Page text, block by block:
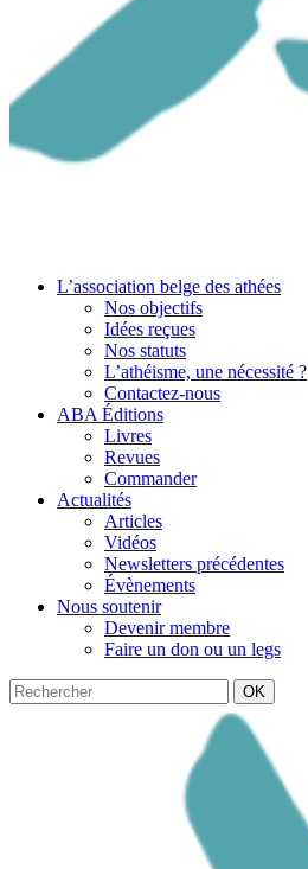
L’association belge des athées
Nos objectifs
Idées reçues
Nos statuts
L’athéisme, une nécessité ?
Contactez-nous
ABA Éditions
Livres
Revues
Commander
Actualités
Articles
Vidéos
Newsletters précédentes
Évènements
Nous soutenir
Devenir membre
Faire un don ou un legs
OK